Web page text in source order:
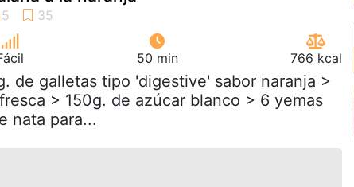
50 min 766 kcal
de galletas tipo 'digestive' sabor naranja >
> 150g. de azúcar blanco > 6 yemas
nata para...